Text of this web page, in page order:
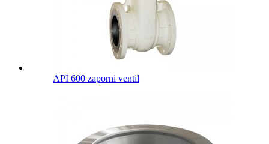
API 600 zaporni ventil